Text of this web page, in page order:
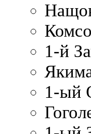
1-й
1-ый